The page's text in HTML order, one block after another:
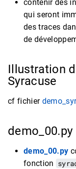
contenir des
qui seront
des traces
de
Illustration
Syracuse
cf fichier
demo_00.py
demo_00.py
fonction